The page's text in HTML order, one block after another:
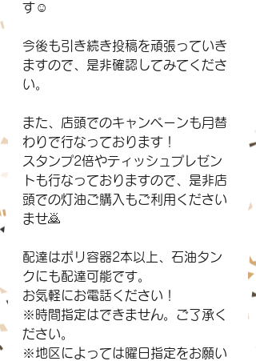
す☺️
今後も引き続き投稿を頑張っていき
ますので、是非確認してみてくださ
い。
また、店頭でのキャンペーンも月替
わりで行なっております！
スタンプ2倍やティッシュプレゼン
トも行なっておりますので、是非店
頭での灯油ご購入もご利用ください
ませ🙇
配達はポリ容器2本以上、石油タン
クにも配達可能です。
お気軽にお電話ください！
※時間指定はできません。ご了承く
ださい。
※地区によっては曜日指定をお願い